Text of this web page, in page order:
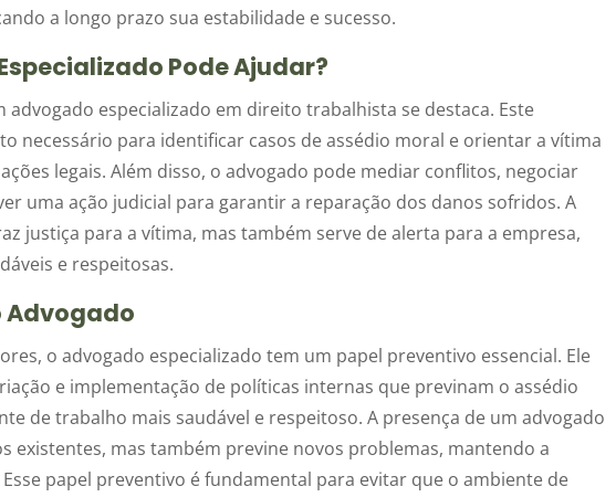
a longo prazo sua estabilidade e sucesso.
Pode Ajudar?
advogado especializado em direito trabalhista se destaca. Este
necessário para identificar casos de assédio moral e orientar a vítima
legais. Além disso, o advogado pode mediar conflitos, negociar
uma ação judicial para garantir a reparação dos danos sofridos. A
justiça para a vítima, mas também serve de alerta para a empresa,
e respeitosas.
Advogado
o advogado especializado tem um papel preventivo essencial. Ele
e implementação de políticas internas que previnam o assédio
de trabalho mais saudável e respeitoso. A presença de um advogado
existentes, mas também previne novos problemas, mantendo a
papel preventivo é fundamental para evitar que o ambiente de